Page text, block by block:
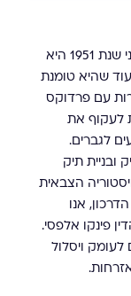
סוגיית השירות הצבאי והמשרה הציבורית לפני שנת 1951 היא
שהיא טומנת
עם פרדוקס
לעקוף את
לגברים.
תיק
הצבאית
אנו
פינקו אלפסי.
ויסלול